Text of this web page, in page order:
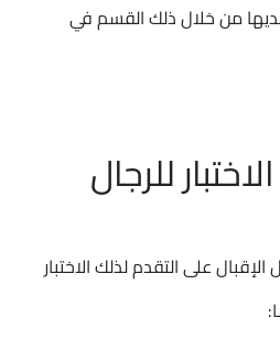
من خلال ذلك القسم في
للرجال
على التقدم لذلك الاختبار